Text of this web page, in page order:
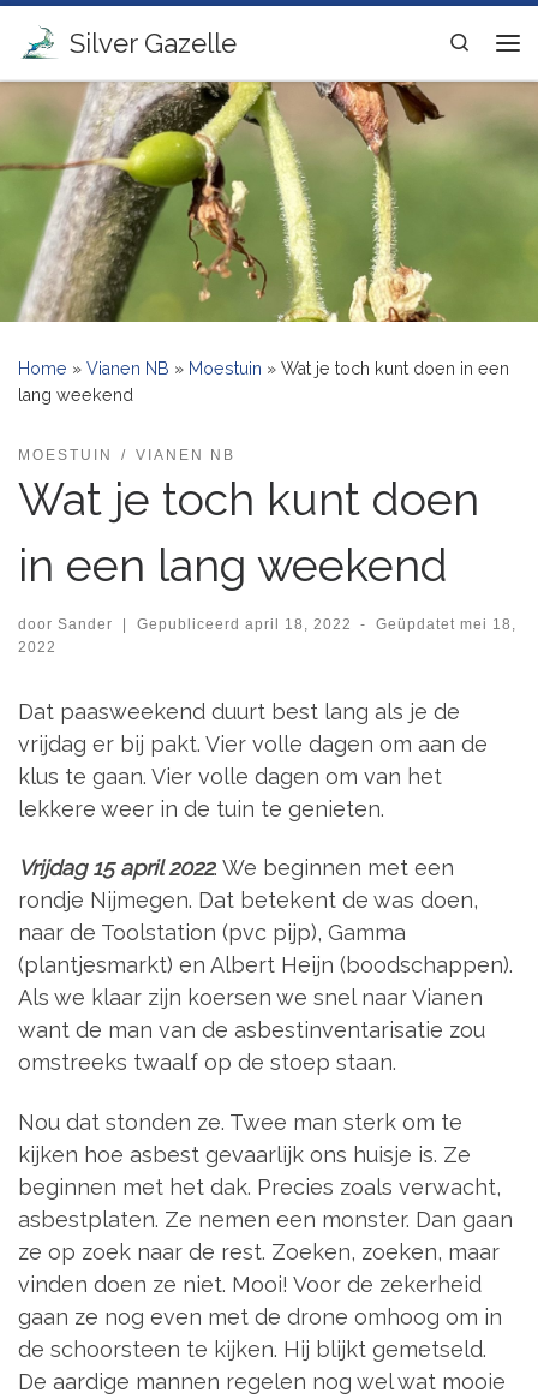
Ga naar inhoud
Silver Gazelle
Search
Home » Vianen NB » Moestuin » Wat je toch kunt doen in een
lang weekend
MOESTUIN VIANEN NB
Wat je toch kunt doen
in een lang weekend
door Sander | Gepubliceerd april 18, 2022 - Geüpdatetmei 18,
2022
Dat paasweekend duurt best lang als je de
vrijdag er bij pakt. Vier volle dagen om aan de
klus te gaan. Vier volle dagen om van het
lekkere weer in de tuin te genieten.
Vrijdag 15 april 2022. We beginnen met een
rondje Nijmegen. Dat betekent de was doen,
naar de Toolstation (pvc pijp), Gamma
(plantjesmarkt) en Albert Heijn (boodschappen).
Als we klaar zijn koersen we snel naar Vianen
want de man van de asbestinventarisatie zou
omstreeks twaalf op de stoep staan.
Nou dat stonden ze. Twee man sterk om te
kijken hoe asbest gevaarlijk ons huisje is. Ze
beginnen met het dak. Precies zoals verwacht,
asbestplaten. Ze nemen een monster. Dan gaan
ze op zoek naar de rest. Zoeken, zoeken, maar
vinden doen ze niet. Mooi! Voor de zekerheid
gaan ze nog even met de drone omhoog om in
de schoorsteen te kijken. Hij blijkt gemetseld.
De aardige mannen regelen nog wel wat mooie